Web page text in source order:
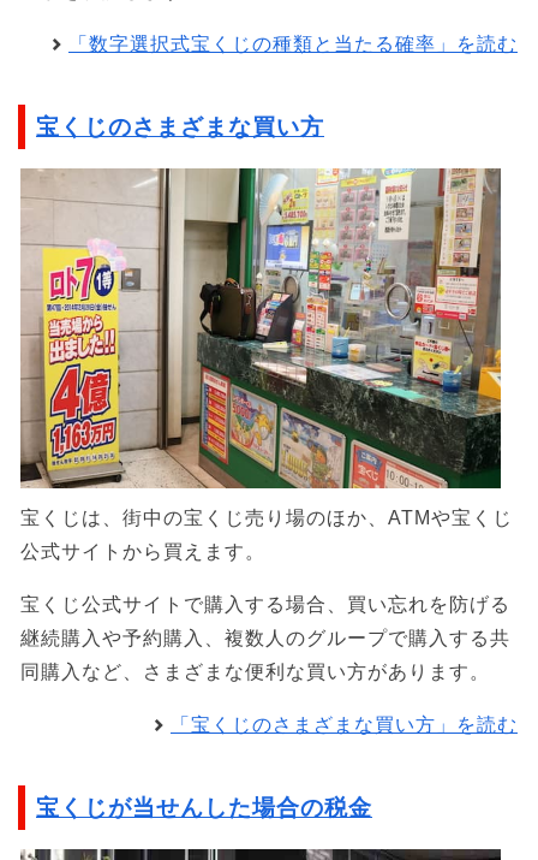
「数字選択式宝くじの種類と当たる確率」を読む
宝くじのさまざまな買い方
宝くじは、街中の宝くじ売り場のほか、ATMや宝くじ
公式サイトから買えます。
宝くじ公式サイトで購入する場合、買い忘れを防げる
継続購入や予約購入、複数人のグループで購入する共
同購入など、さまざまな便利な買い方があります。
「宝くじのさまざまな買い方」を読む
宝くじが当せんした場合の税金